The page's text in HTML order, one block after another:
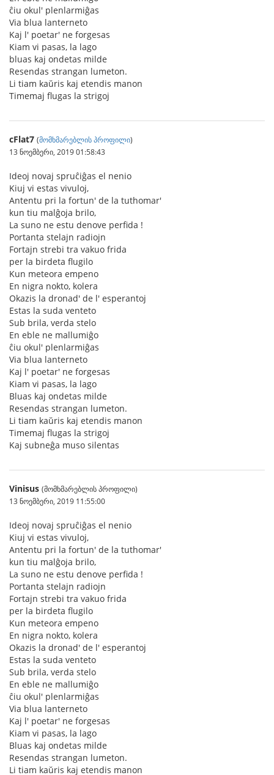
ĉiu okul' plenlarmiĝas
Via blua lanterneto
Kaj l' poetar' ne forgesas
Kiam vi pasas, la lago
bluas kaj ondetas milde
Resendas strangan lumeton.
Li tiam kaŭris kaj etendis manon
Timemaj flugas la strigoj
cFlat7 (მომხმარებლის პროფილი)
13 ნოემბერი, 2019 01:58:43
Ideoj novaj spruĉiĝas el nenio
Kiuj vi estas vivuloj,
Antentu pri la fortun' de la tuthomar'
kun tiu malĝoja brilo,
La suno ne estu denove perfida !
Portanta stelajn radiojn
Fortajn strebi tra vakuo frida
per la birdeta flugilo
Kun meteora empeno
En nigra nokto, kolera
Okazis la dronad' de l' esperantoj
Estas la suda venteto
Sub brila, verda stelo
En eble ne mallumiĝo
ĉiu okul' plenlarmiĝas
Via blua lanterneto
Kaj l' poetar' ne forgesas
Kiam vi pasas, la lago
Bluas kaj ondetas milde
Resendas strangan lumeton.
Li tiam kaŭris kaj etendis manon
Timemaj flugas la strigoj
Kaj subneĝa muso silentas
Vinisus (მომხმარებლის პროფილი)
13 ნოემბერი, 2019 11:55:00
Ideoj novaj spruĉiĝas el nenio
Kiuj vi estas vivuloj,
Antentu pri la fortun' de la tuthomar'
kun tiu malĝoja brilo,
La suno ne estu denove perfida !
Portanta stelajn radiojn
Fortajn strebi tra vakuo frida
per la birdeta flugilo
Kun meteora empeno
En nigra nokto, kolera
Okazis la dronad' de l' esperantoj
Estas la suda venteto
Sub brila, verda stelo
En eble ne mallumiĝo
ĉiu okul' plenlarmiĝas
Via blua lanterneto
Kaj l' poetar' ne forgesas
Kiam vi pasas, la lago
Bluas kaj ondetas milde
Resendas strangan lumeton.
Li tiam kaŭris kaj etendis manon